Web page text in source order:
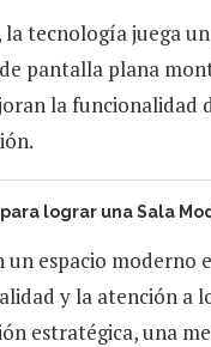
tecnología juega
pantalla plana
la funcionalidad
lograr una Sala
espacio moderno
y la atención a
estratégica, una